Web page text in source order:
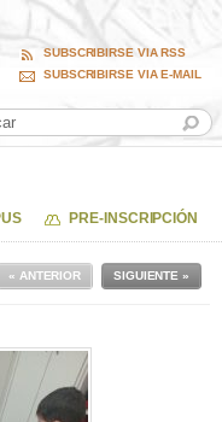
SUBSCRIBIRSE VIA RSS
SUBSCRIBIRSE VIA E-MAIL
PRE-INSCRIPCIÓN
SIGUIENTE »
« ANTERIOR